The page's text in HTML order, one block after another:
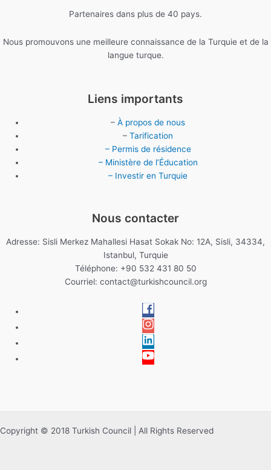
Partenaires dans plus de 40 pays.
Nous promouvons une meilleure connaissance de la Turquie et de la
langue turque.
Liens importants
–À propos de nous
–Tarification
– Permis de résidence
– Ministère de l’Éducation
– Investir en Turquie
Nous contacter
Adresse: Sisli Merkez Mahallesi Hasat Sokak No: 12A, Sisli, 34334,
Istanbul, Turquie
Téléphone: +90 532 431 80 50
Courriel: contact@turkishcouncil.org
Copyright © 2018 Turkish Council | All Rights Reserved